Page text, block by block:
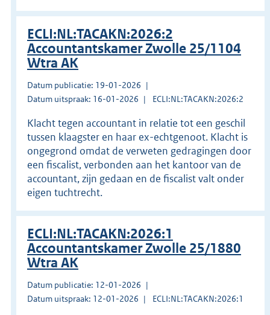
ECLI:NL:TACAKN:2026:2
Accountantskamer Zwolle 25/1104
Wtra AK
Datum publicatie: 19-01-2026
Datum uitspraak: 16-01-2026
ECLI:NL:TACAKN:2026:2
Klacht tegen accountant in relatie tot een geschil
tussen klaagster en haar ex-echtgenoot. Klacht is
ongegrond omdat de verweten gedragingen door
een fiscalist, verbonden aan het kantoor van de
accountant, zijn gedaan en de fiscalist valt onder
eigen tuchtrecht.
ECLI:NL:TACAKN:2026:1
Accountantskamer Zwolle 25/1880
Wtra AK
Datum publicatie: 12-01-2026
Datum uitspraak: 12-01-2026
ECLI:NL:TACAKN:2026:1